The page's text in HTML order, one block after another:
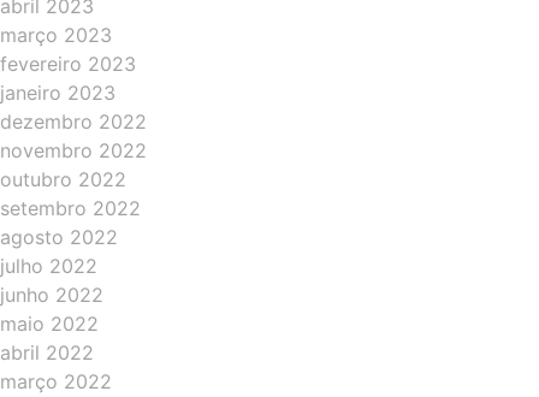
abril 2023
março 2023
fevereiro 2023
janeiro 2023
dezembro 2022
novembro 2022
outubro 2022
setembro 2022
agosto 2022
julho 2022
junho 2022
maio 2022
abril 2022
março 2022